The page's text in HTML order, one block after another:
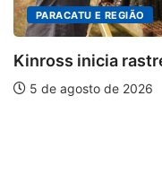
PARACATU E REGIÃO
Kinross inicia
5 de agosto de 2026